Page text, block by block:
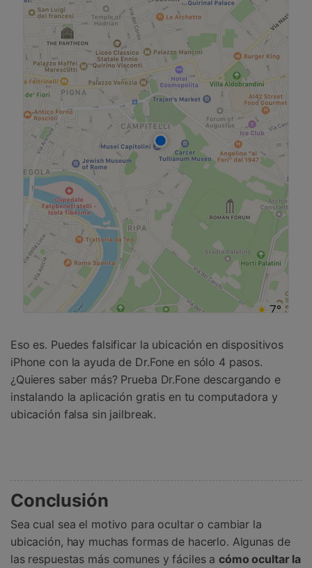
Eso es. Puedes falsificar la ubicación en dispositivos
iPhone con la ayuda de Dr.Fone en sólo 4 pasos.
¿Quieres saber más? Prueba Dr.Fone descargando e
instalando la aplicación gratis en tu computadora y
ubicación falsa sin jailbreak.
Conclusión
Sea cual sea el motivo para ocultar o cambiar la
ubicación, hay muchas formas de hacerlo. Algunas de
las respuestas más comunes y fáciles acómo ocultar la